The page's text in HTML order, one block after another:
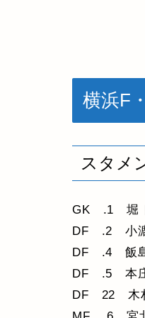
横浜F
スタメ
GK .1 堀
DF .2 小
DF .4 飯
DF .5 本
DF 22 木